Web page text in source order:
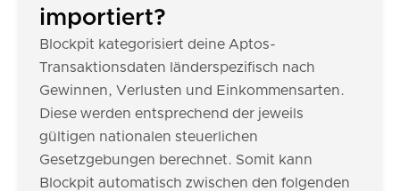
importiert?
Blockpit kategorisiert deine Aptos-
Transaktionsdaten länderspezifisch nach
Gewinnen, Verlusten und Einkommensarten.
Diese werden entsprechend der jeweils
gültigen nationalen steuerlichen
Gesetzgebungen berechnet. Somit kann
Blockpit automatisch zwischen den folgenden